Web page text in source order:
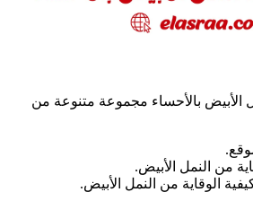
الأبيض بالأحساء مجموعة متنوعة من
من النمل الأبيض.
الوقاية من النمل الأبيض.